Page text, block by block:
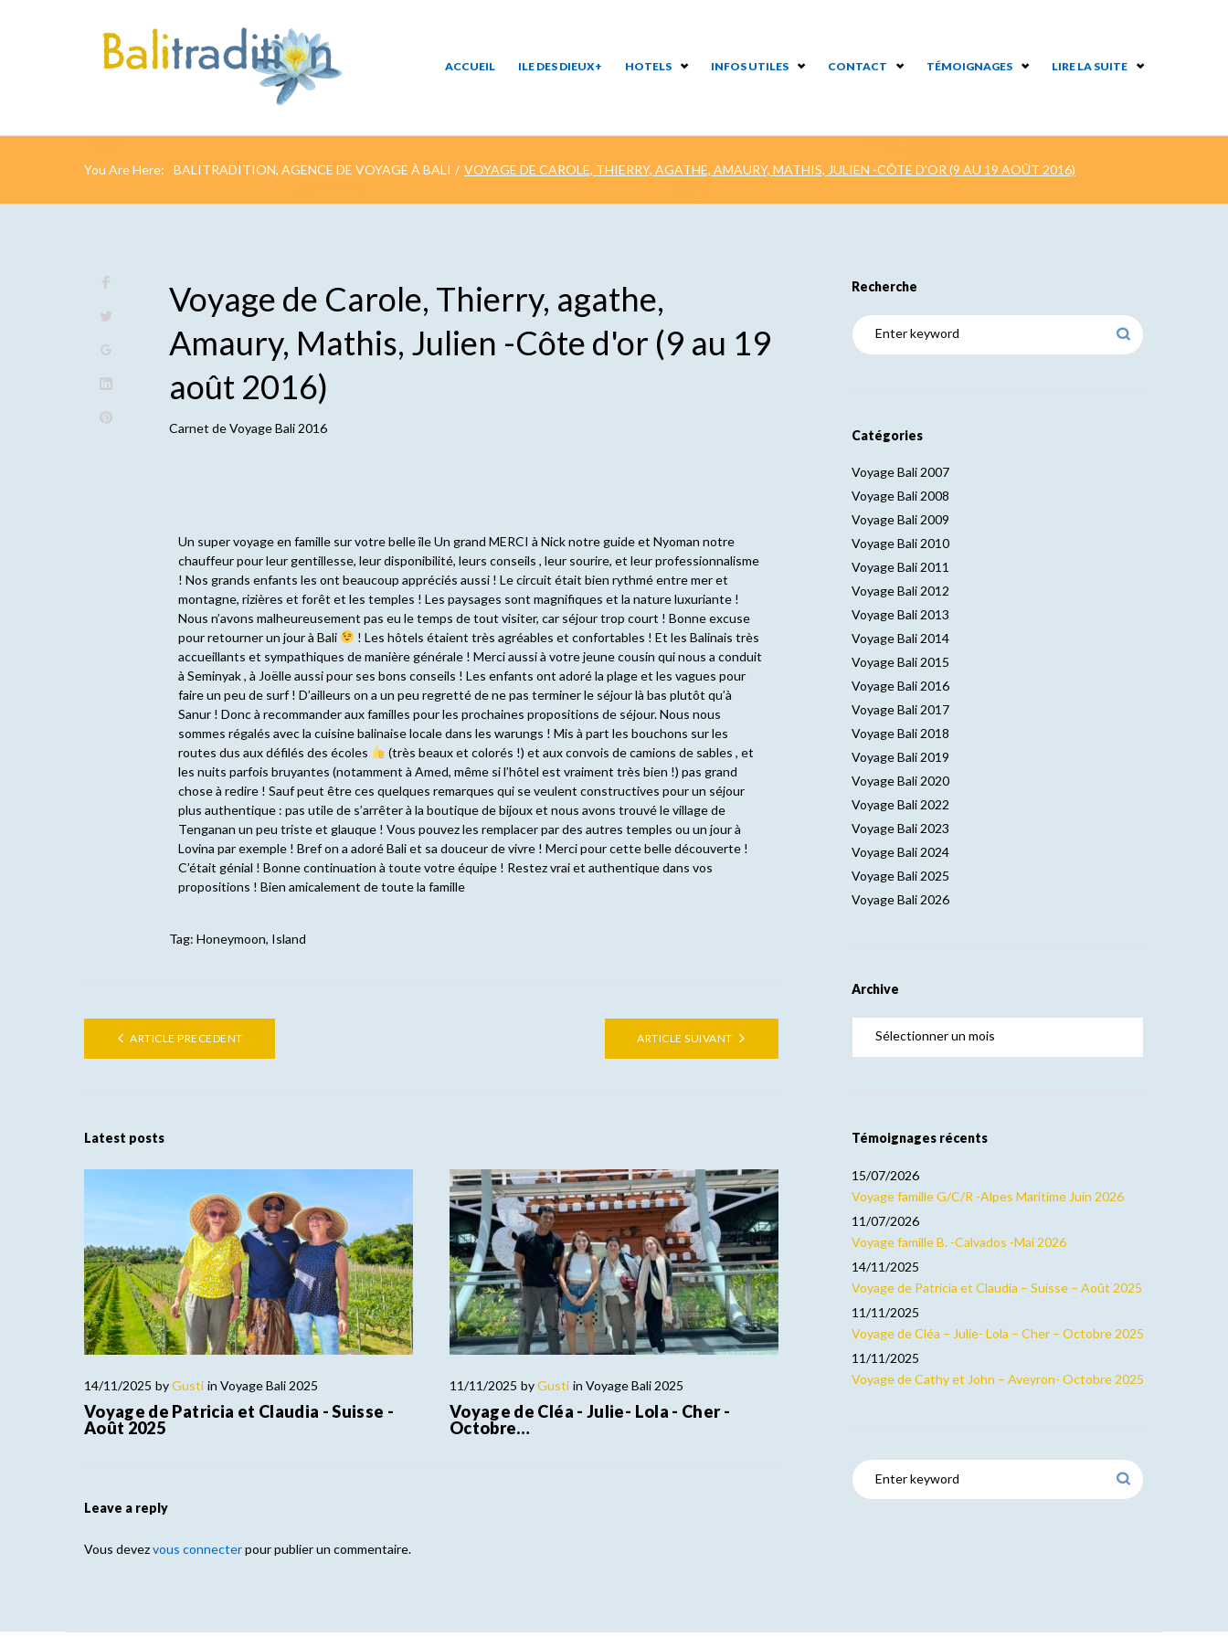
ACCUEIL ILE DES DIEUX+ HOTELS INFOS UTILES CONTACT TÉMOIGNAGES LIRE LA SUITE
You Are Here: BALITRADITION, AGENCE DE VOYAGE À BALI / VOYAGE DE CAROLE, THIERRY, AGATHE, AMAURY, MATHIS, JULIEN -CÔTE D’OR (9 AU 19 AOÛT 2016)
Voyage de Carole, Thierry, agathe,
Amaury, Mathis, Julien -Côte d'or (9 au 19
août 2016)
Carnet deVoyage Bali 2016
Un super voyage en famille sur votre belle île Un grand MERCI à Nick notre guide et Nyoman notre
chauffeur pour leur gentillesse, leur disponibilité, leurs conseils , leur sourire, et leur professionnalisme
! Nos grands enfants les ont beaucoup appréciés aussi ! Le circuit était bien rythmé entre mer et
montagne, rizières et forêt et les temples ! Les paysages sont magnifiques et la nature luxuriante !
Nous n’avons malheureusement pas eu le temps de tout visiter, car séjour trop court ! Bonne excuse
pour retourner un jour à Bali
! Les hôtels étaient très agréables et confortables ! Et les Balinais très
accueillants et sympathiques de manière générale ! Merci aussi à votre jeune cousin qui nous a conduit
à Seminyak , à Joëlle aussi pour ses bons conseils ! Les enfants ont adoré la plage et les vagues pour
faire un peu de surf ! D’ailleurs on a un peu regretté de ne pas terminer le séjour là bas plutôt qu’à
Sanur ! Donc à recommander aux familles pour les prochaines propositions de séjour. Nous nous
sommes régalés avec la cuisine balinaise locale dans les warungs ! Mis à part les bouchons sur les
routes dus aux défilés des écoles
(très beaux et colorés !) et aux convois de camions de sables , et
les nuits parfois bruyantes (notamment à Amed, même si l’hôtel est vraiment très bien !) pas grand
chose à redire ! Sauf peut être ces quelques remarques qui se veulent constructives pour un séjour
plus authentique : pas utile de s’arrêter à la boutique de bijoux et nous avons trouvé le village de
Tenganan un peu triste et glauque ! Vous pouvez les remplacer par des autres temples ou un jour à
Lovina par exemple ! Bref on a adoré Bali et sa douceur de vivre ! Merci pour cette belle découverte !
C’était génial ! Bonne continuation à toute votre équipe ! Restez vrai et authentique dans vos
propositions ! Bien amicalement de toute la famille
Tag: Honeymoon, Island
ARTICLE PRECEDENT ARTICLE SUIVANT
Latest posts
14/11/2025 byGusti in Voyage Bali 2025
Voyage de Patricia et Claudia - Suisse -
Août 2025
11/11/2025 byGusti in Voyage Bali 2025
Voyage de Cléa - Julie- Lola - Cher -
Octobre…
Leave a reply
Vous devezvous connecterpour publier un commentaire.
Recherche
Catégories
Voyage Bali 2007
Voyage Bali 2008
Voyage Bali 2009
Voyage Bali 2010
Voyage Bali 2011
Voyage Bali 2012
Voyage Bali 2013
Voyage Bali 2014
Voyage Bali 2015
Voyage Bali 2016
Voyage Bali 2017
Voyage Bali 2018
Voyage Bali 2019
Voyage Bali 2020
Voyage Bali 2022
Voyage Bali 2023
Voyage Bali 2024
Voyage Bali 2025
Voyage Bali 2026
Archive
Témoignages récents
Voyage famille G/C/R -Alpes Maritime Juin 2026
15/07/2026
Voyage famille B. -Calvados -Mai 2026
11/07/2026
Voyage de Patricia et Claudia – Suisse – Août 2025
14/11/2025
Voyage de Cléa – Julie- Lola – Cher – Octobre 2025
11/11/2025
Voyage de Cathy et John – Aveyron- Octobre 2025
11/11/2025